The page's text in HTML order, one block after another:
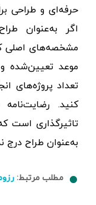
حرفه‌ای و طراحی
اگر به‌عنوان
مشخصه‌های اصلی
موعد تعیین‌شده
تعداد پروژه‌های
کنید.
تاثیرگذاری است
به‌عنوان طراح درج
مطلب مرتبط: